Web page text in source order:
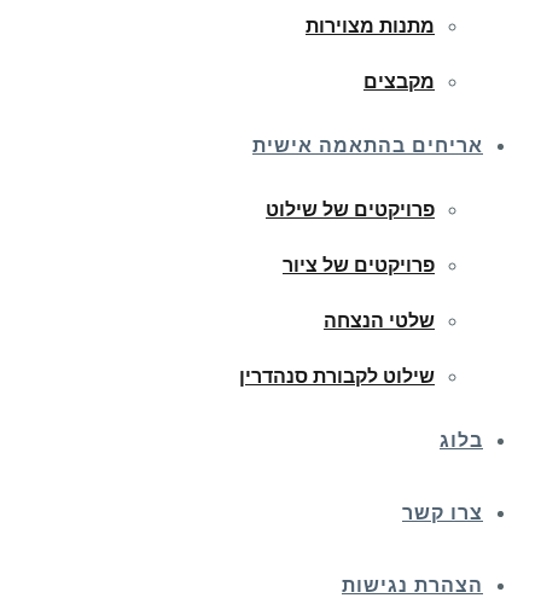
מתנות מצוירות
מקבצים
אריחים בהתאמה אישית
פרויקטים של שילוט
פרויקטים של ציור
שלטי הנצחה
שילוט לקבורת סנהדרין
בלוג
צרו קשר
הצהרת נגישות